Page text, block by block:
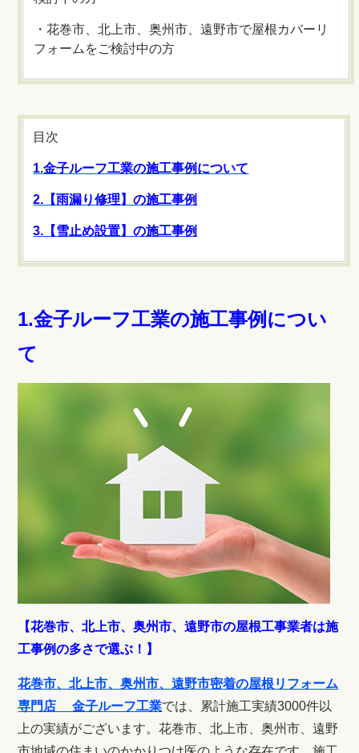
・花巻市、北上市、奥州市、遠野市で屋根カバーリ
フォームをご検討中の方
目次
1.金子ルーフ工業の施工事例について
2.【雨漏り修理】の施工事例
3.【雪止め設置】の施工事例
1.金子ルーフ工業の施工事例につい
て
【花巻市、北上市、奥州市、遠野市の屋根工事業者は施
工事例の多さで選ぶ！】
花巻市、北上市、奥州市、遠野市密着の屋根リフォーム
専門店 金子ルーフ工業では、 累計施工実績3000件以
上の実績がございます。花巻市、北上市、奥州市、遠野